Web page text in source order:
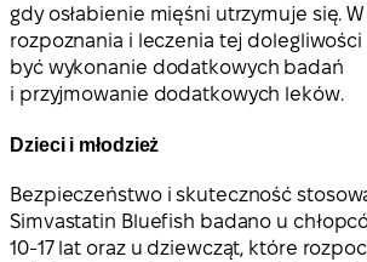
gdy osłabienie mięśni utrzymuje się.
rozpoznania i leczenia tej
być wykonanie dodatkowych badań
i przyjmowanie dodatkowych leków.
Dzieci i młodzież
Bezpieczeństwo i skuteczność
Simvastatin Bluefish badano u
10-17 lat oraz u dziewcząt, które